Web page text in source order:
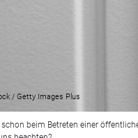
/ Getty Images Plus
beim Betreten einer